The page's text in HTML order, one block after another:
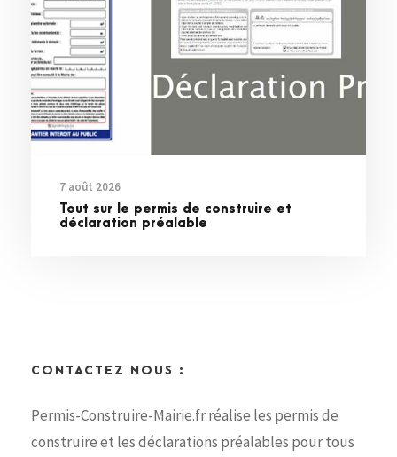
7 août 2026
Tout sur le permis de construire et
déclaration préalable
CONTACTEZ NOUS :
Permis-Construire-Mairie.fr réalise les permis de
construire et les déclarations préalables pour tous